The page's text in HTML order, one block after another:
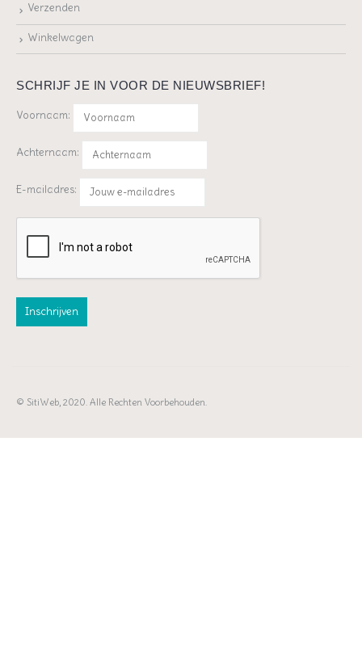
Verzenden
Winkelwagen
SCHRIJF JE IN VOOR DE NIEUWSBRIEF!
Voornaam:
Achternaam:
E-mailadres:
© SitiWeb, 2020. Alle Rechten Voorbehouden.